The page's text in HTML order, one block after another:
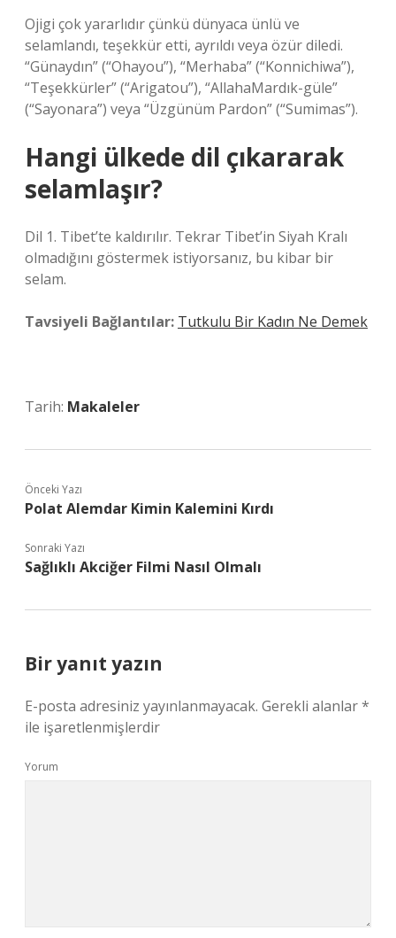
Ojigi çok yararlıdır çünkü dünyaca ünlü ve
selamlandı, teşekkür etti, ayrıldı veya özür diledi.
“Günaydın” (“Ohayou”), “Merhaba” (“Konnichiwa”),
“Teşekkürler” (“Arigatou”), “AllahaMardık-güle”
(“Sayonara”) veya “Üzgünüm Pardon” (“Sumimas”).
Hangi ülkede dil çıkararak
selamlaşır?
Dil 1. Tibet’te kaldırılır. Tekrar Tibet’in Siyah Kralı
olmadığını göstermek istiyorsanız, bu kibar bir
selam.
Tavsiyeli Bağlantılar: Tutkulu Bir Kadın Ne Demek
Tarih: Makaleler
Önceki Yazı
Polat Alemdar Kimin Kalemini Kırdı
Sonraki Yazı
Sağlıklı Akciğer Filmi Nasıl Olmalı
Bir yanıt yazın
E-posta adresiniz yayınlanmayacak. Gerekli alanlar*
ile işaretlenmişlerdir
Yorum